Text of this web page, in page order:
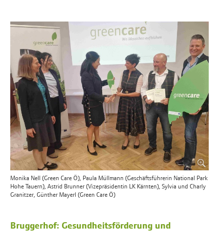
Monika Nell (Green Care Ö), Paula Müllmann (Geschäftsführerin National Park
Hohe Tauern), Astrid Brunner (Vizepräsidentin LK Kärnten), Sylvia und Charly
Granitzer, Günther Mayerl (Green Care Ö)
Bruggerhof: Gesundheitsförderung und